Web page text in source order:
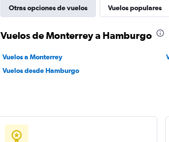
Otras opciones de vuelos Vuelos populares
Vuelos de Monterrey a Hamburgo
Vuelos a Monterrey
Vuelos desde Hamburgo